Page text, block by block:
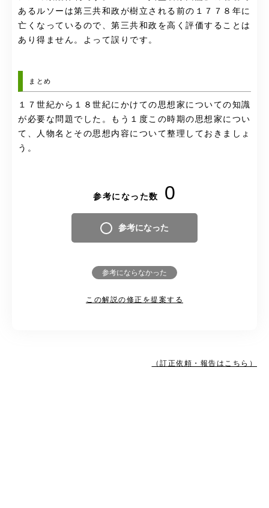
あるルソーは第三共和政が樹立される前の１７７８年に
亡くなっているので、第三共和政を高く評価することは
あり得ません。よって誤りです。
まとめ
１７世紀から１８世紀にかけての思想家についての知識
が必要な問題でした。もう１度この時期の思想家につい
て、人物名とその思想内容について整理しておきましょ
う。
参考になった数 0
参考になった
参考にならなかった
この解説の修正を提案する
（訂正依頼・報告はこちら）